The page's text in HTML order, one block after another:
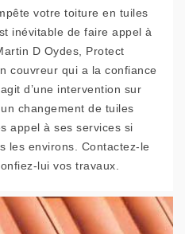
votre toiture en tuiles
inévitable de faire appel à
D Oydes, Protect
couvreur qui a la confiance
d’une intervention sur
changement de tuiles
appel à ses services si
les environs. Contactez-le
lui vos travaux.